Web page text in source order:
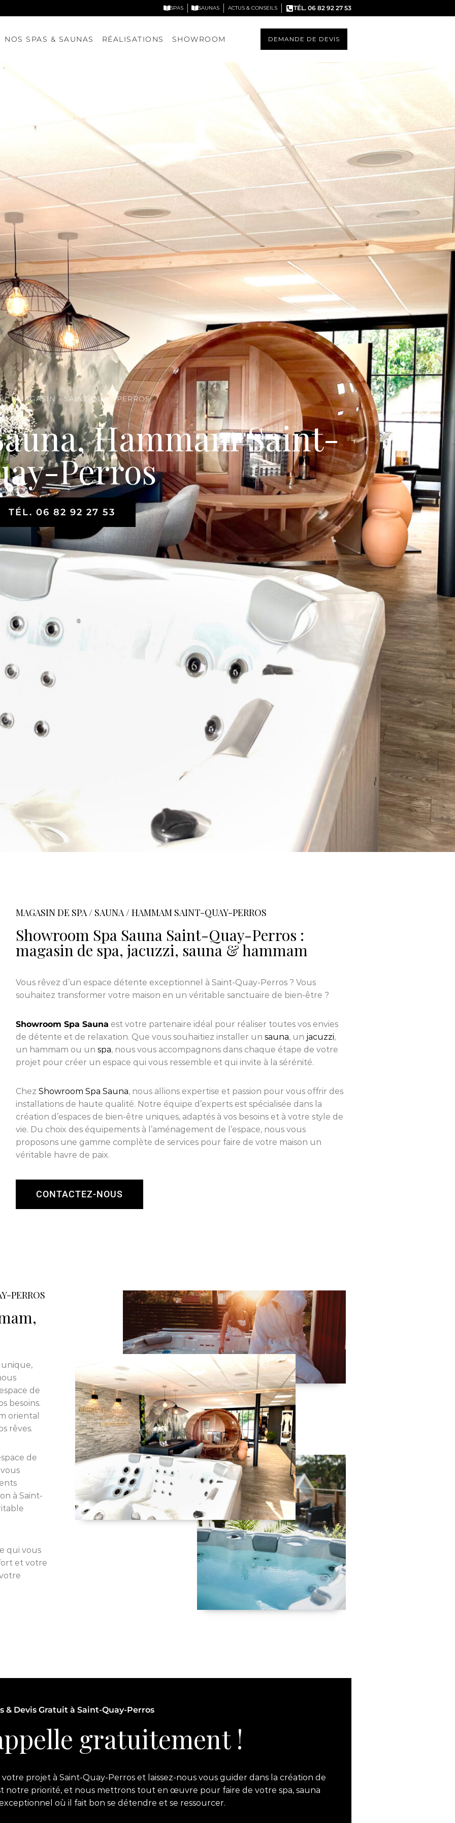
SPAS SAUNAS ACTUS & CONSEILS TÉL. 06 82 92 27 53
NOS SPAS & SAUNAS
NOS MODÈLES
Nos saunas
DÉCOUVRIR NOS MODÈLES
RÉALISATIONS SHOWROOM DEMANDE DE DEVIS
»MAGASIN » SAINT-QUAY-PERROS
Hammam Saint-
Perros
TÉL. 06 82 92 27 53
MAGASIN DE SPA / SAUNA / HAMMAM SAINT-QUAY-PERROS
Showroom Spa Sauna Saint-Quay-Perros :
magasin de spa, jacuzzi, sauna & hammam
Vous rêvez d’un espace détente exceptionnel à Saint-Quay-Perros ? Vous
souhaitez transformer votre maison en un véritable sanctuaire de bien-être ?
Showroom Spa Sauna est votre partenaire idéal pour réaliser toutes vos envies
de détente et de relaxation. Que vous souhaitiez installer un sauna, un jacuzzi,
un hammam ou un spa, nous vous accompagnons dans chaque étape de votre
projet pour créer un espace qui vous ressemble et qui invite à la sérénité.
Chez Showroom Spa Sauna, nous allions expertise et passion pour vous offrir des
installations de haute qualité. Notre équipe d’experts est spécialisée dans la
création d’espaces de bien-être uniques, adaptés à vos besoins et à votre style de
vie. Du choix des équipements à l’aménagement de l’espace, nous vous
proposons une gamme complète de services pour faire de votre maison un
véritable havre de paix.
CONTACTEZ-NOUS
PERROS
de
besoins.
oriental
rêves.
de
à Saint-
qui vous
et votre
& Devis Gratuit à Saint-Quay-Perros
gratuitement !
projet à Saint-Quay-Perros et laissez-nous vous guider dans la création de
notre priorité, et nous mettrons tout en œuvre pour faire de votre spa, sauna
où il fait bon se détendre et se ressourcer.